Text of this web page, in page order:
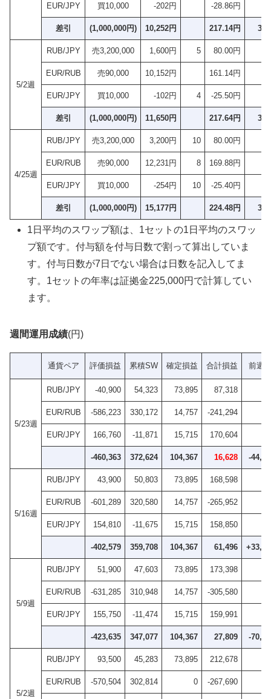
EUR/JPY 買10,000 -202円 -28.86円
差引 (1,000,000円) 10,252円 217.14円
5/2週
RUB/JPY 売3,200,000 1,600円 5 80.00円
EUR/RUB 売90,000 10,152円 161.14円
EUR/JPY 買10,000 -102円 4 -25.50円
差引 (1,000,000円) 11,650円 217.64円
4/25週
RUB/JPY 売3,200,000 3,200円 10 80.00円
EUR/RUB 売90,000 12,231円 8 169.88円
EUR/JPY 買10,000 -254円 10 -25.40円
差引 (1,000,000円) 15,177円 224.48円
1日平均のスワップ額は、1セットの1日平均のスワッ
プ額です。付与額を付与日数で割って算出していま
す。付与日数が7日でない場合は日数を記入してま
す。1セットの年率は証拠金225,000円で計算してい
ます。
週間運用成績(円)
通貨ペア 評価損益 累積SW 確定損益 合計損益 前週
5/23週
RUB/JPY -40,900 54,323 73,895 87,318
EUR/RUB -586,223 330,172 14,757 -241,294
EUR/JPY 166,760 -11,871 15,715 170,604
-460,363 372,624 104,367 16,628 -
5/16週
RUB/JPY 43,900 50,803 73,895 168,598
EUR/RUB -601,289 320,580 14,757 -265,952
EUR/JPY 154,810 -11,675 15,715 158,850
-402,579 359,708 104,367 61,496
5/9週
RUB/JPY 51,900 47,603 73,895 173,398
EUR/RUB -631,285 310,948 14,757 -305,580
EUR/JPY 155,750 -11,474 15,715 159,991
-423,635 347,077 104,367 27,809 -
5/2週
RUB/JPY 93,500 45,283 73,895 212,678
EUR/RUB -570,504 302,814 0 -267,690